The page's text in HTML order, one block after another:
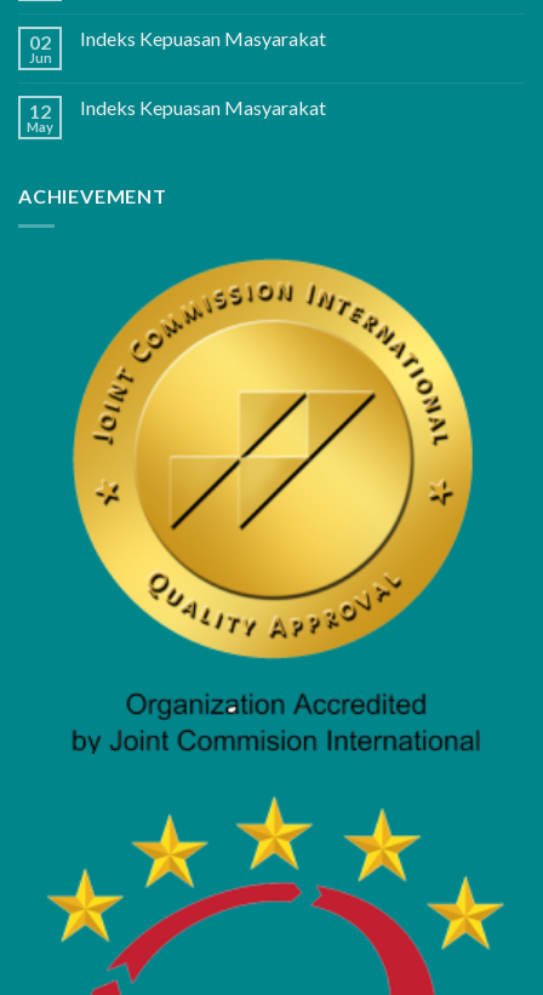
02
Jun
Indeks Kepuasan Masyarakat
12
May
Indeks Kepuasan Masyarakat
ACHIEVEMENT